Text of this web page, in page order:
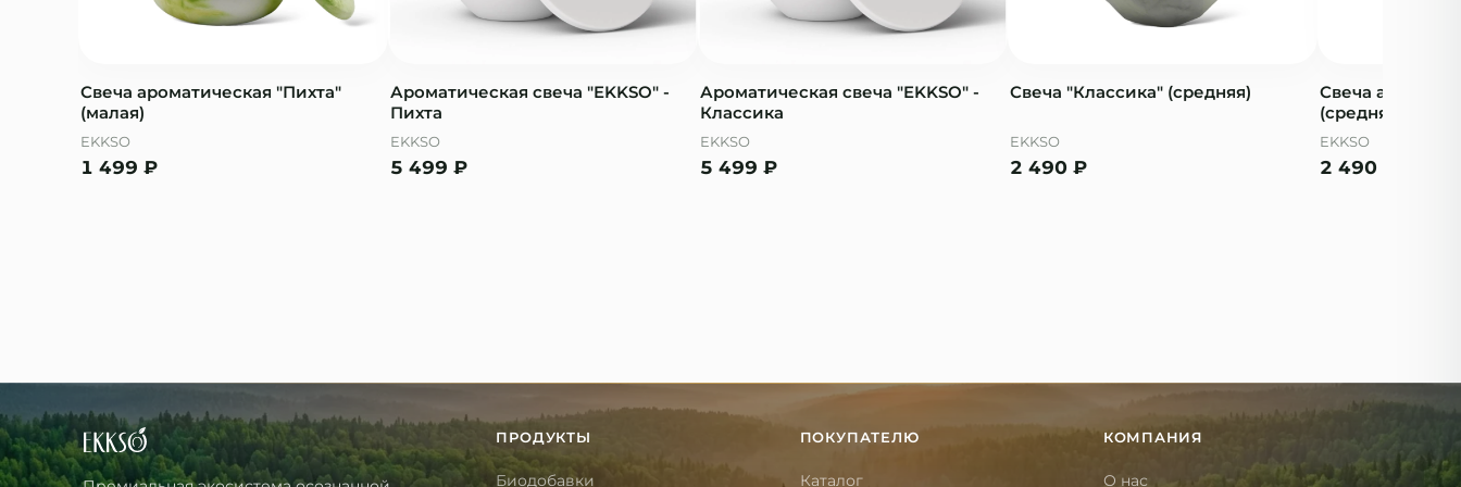
Свеча ароматическая "Пихта"
(малая)
EKKSO
1 499 ₽
Ароматическая свеча "EKKSO" -
Пихта
EKKSO
5 499 ₽
Ароматическая свеча "EKKSO" -
Классика
EKKSO
5 499 ₽
Свеча "Классика" (средняя)
EKKSO
2 490 ₽
Свеча
(средняя)
EKKSO
2 490
ПРОДУКТЫ
Биодобавки
ПОКУПАТЕЛЮ
Каталог
КОМПАНИЯ
О нас